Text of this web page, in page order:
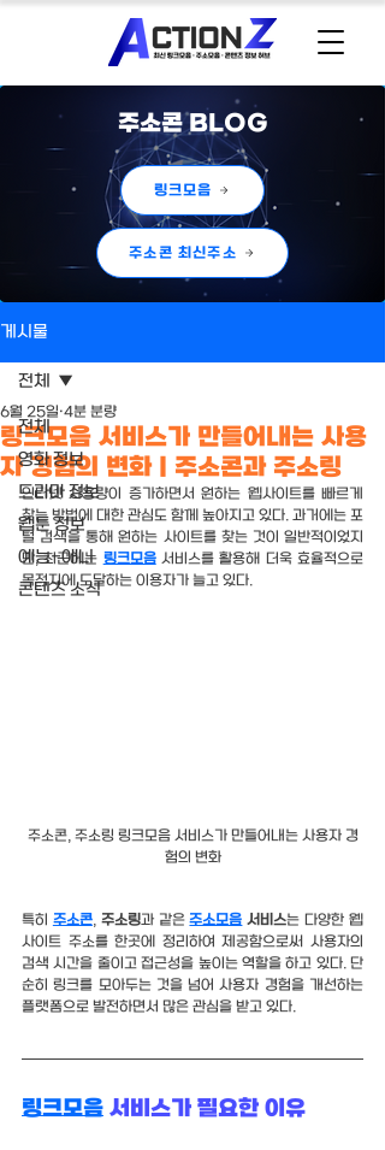
주소콘 BLOG
링크모음
주소콘 최신주소
게시물
전체
영화 정보
드라마 정보
웹툰 정보
예능-애니
콘텐츠 소식
전체
링크모음 서비스가 만들어내는 사용
자 경험의 변화 | 주소콘과 주소링
6월 25일 4분 분량
인터넷 사용량이 증가하면서 원하는 웹사이트를 빠르게
찾는 방법에 대한 관심도 함께 높아지고 있다. 과거에는 포
털 검색을 통해 원하는 사이트를 찾는 것이 일반적이었지
만, 최근에는 링크모음 서비스를 활용해 더욱 효율적으로
목적지에 도달하는 이용자가 늘고 있다.
주소콘, 주소링 링크모음 서비스가 만들어내는 사용자 경
험의 변화
특히 주소콘, 주소링과 같은 주소모음 서비스는 다양한 웹
사이트 주소를 한곳에 정리하여 제공함으로써 사용자의
검색 시간을 줄이고 접근성을 높이는 역할을 하고 있다. 단
순히 링크를 모아두는 것을 넘어 사용자 경험을 개선하는
플랫폼으로 발전하면서 많은 관심을 받고 있다.
링크모음 서비스가 필요한 이유